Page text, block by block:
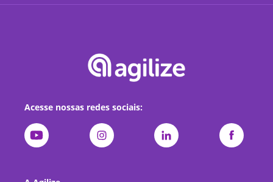
Acesse nossas redes sociais: